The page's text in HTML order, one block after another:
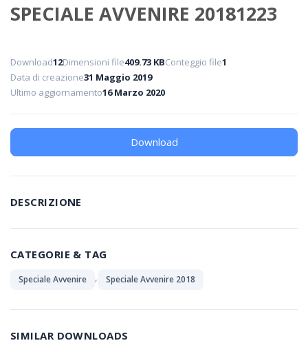
SPECIALE AVVENIRE 20181223
Download12Dimensioni file409.73 KBConteggio file1
Data di creazione31 Maggio 2019
Ultimo aggiornamento16 Marzo 2020
Download
DESCRIZIONE
CATEGORIE & TAG
Speciale Avvenire , Speciale Avvenire 2018
SIMILAR DOWNLOADS